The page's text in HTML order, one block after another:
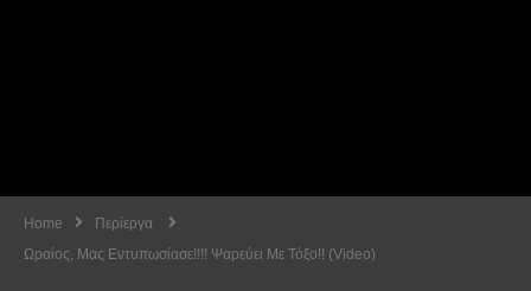
Home
Περίεργα
Ωραίος, Μας Εντυπωσίασε!!!! Ψαρεύει Με Τόξο!! (Video)